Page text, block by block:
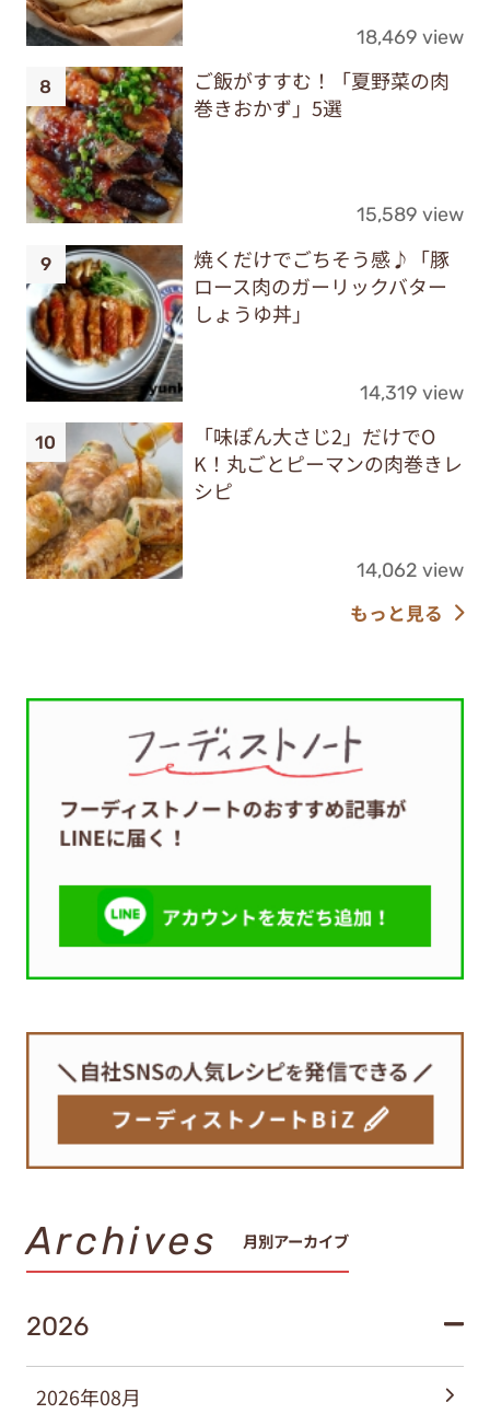
18,469 view
ご飯がすすむ！「夏野菜の肉
巻きおかず」5選
15,589 view
焼くだけでごちそう感♪「豚
ロース肉のガーリックバター
しょうゆ丼」
14,319 view
「味ぽん大さじ2」だけでO
K！丸ごとピーマンの肉巻きレ
シピ
14,062 view
もっと見る
Archives 月別アーカイブ
2026
2026年08月